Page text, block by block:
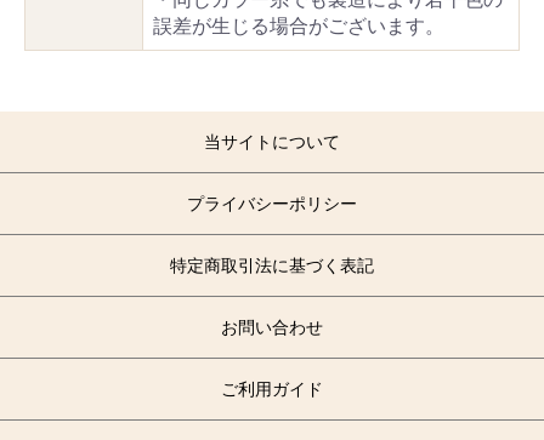
誤差が生じる場合がございます。
当サイトについて
プライバシーポリシー
特定商取引法に基づく表記
お問い合わせ
ご利用ガイド